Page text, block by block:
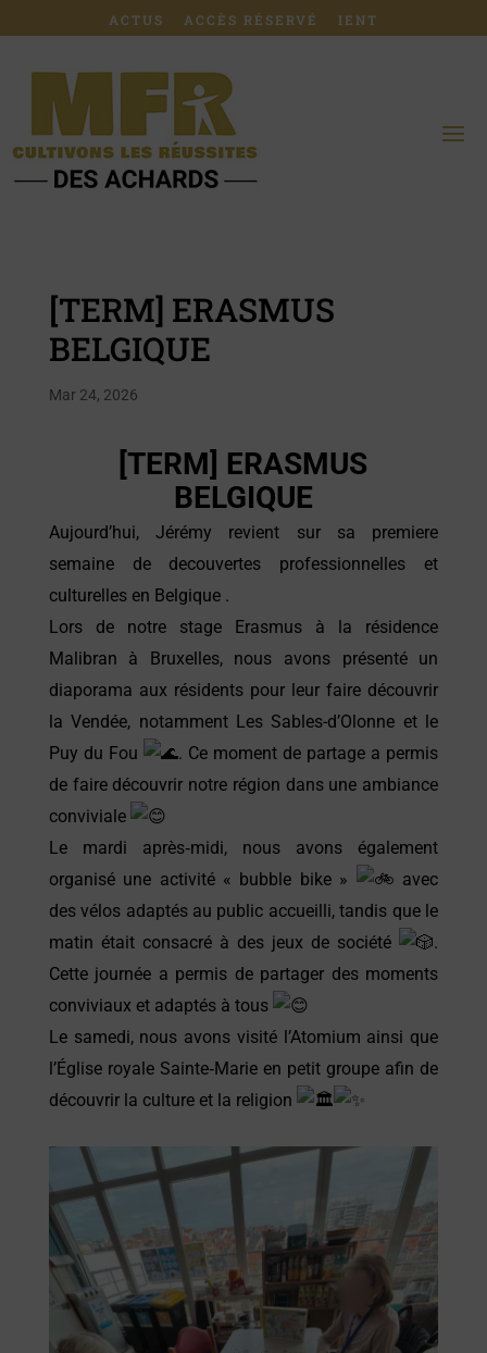
ACTUS ACCÈS RÉSERVÉ IENT
[TERM] ERASMUS
BELGIQUE
Mar 24, 2026
[TERM] ERASMUS
BELGIQUE
Aujourd’hui, Jérémy revient sur sa premiere
semaine de decouvertes professionnelles et
culturelles en Belgique .
Lors de notre stage Erasmus à la résidence
Malibran à Bruxelles, nous avons présenté un
diaporama aux résidents pour leur faire découvrir
la Vendée, notamment Les Sables-d’Olonne et le
Puy du Fou
. Ce moment de partage a permis
de faire découvrir notre région dans une ambiance
conviviale
Le mardi après‑midi, nous avons également
organisé une activité « bubble bike »
avec
des vélos adaptés au public accueilli, tandis que le
matin était consacré à des jeux de société
.
Cette journée a permis de partager des moments
conviviaux et adaptés à tous
Le samedi, nous avons visité l’Atomium ainsi que
l’Église royale Sainte‑Marie en petit groupe afin de
découvrir la culture et la religion